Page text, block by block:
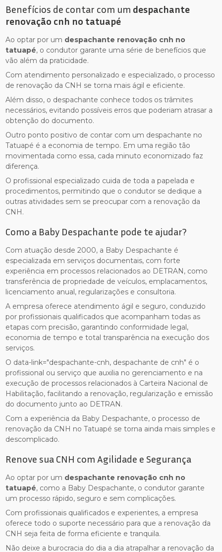
Benefícios de contar com um despachante
renovação cnh no tatuapé
Ao optar por um despachante renovação cnh no
tatuapé, o condutor garante uma série de benefícios que
vão além da praticidade.
Com atendimento personalizado e especializado, o processo
de renovação da CNH se torna mais ágil e eficiente.
Além disso, o despachante conhece todos os trâmites
necessários, evitando possíveis erros que poderiam atrasar a
obtenção do documento.
Outro ponto positivo de contar com um despachante no
Tatuapé é a economia de tempo. Em uma região tão
movimentada como essa, cada minuto economizado faz
diferença.
O profissional especializado cuida de toda a papelada e
procedimentos, permitindo que o condutor se dedique a
outras atividades sem se preocupar com a renovação da
CNH.
Como a Baby Despachante pode te ajudar?
Com atuação desde 2000, a Baby Despachante é
especializada em serviços documentais, com forte
experiência em processos relacionados ao DETRAN, como
transferência de propriedade de veículos, emplacamentos,
licenciamento anual, regularizações e consultoria.
A empresa oferece atendimento ágil e seguro, conduzido
por profissionais qualificados que acompanham todas as
etapas com precisão, garantindo conformidade legal,
economia de tempo e total transparência na execução dos
serviços.
O data-link="despachante-cnh, despachante de cnh" é o
profissional ou serviço que auxilia no gerenciamento e na
execução de processos relacionados à Carteira Nacional de
Habilitação, facilitando a renovação, regularização e emissão
do documento junto ao DETRAN.
Com a experiência da Baby Despachante, o processo de
renovação da CNH no Tatuapé se torna ainda mais simples e
descomplicado.
Renove sua CNH com Agilidade e Segurança
Ao optar por um despachante renovação cnh no
tatuapé, como a Baby Despachante, o condutor garante
um processo rápido, seguro e sem complicações.
Com profissionais qualificados e experientes, a empresa
oferece todo o suporte necessário para que a renovação da
CNH seja feita de forma eficiente e tranquila.
Não deixe a burocracia do dia a dia atrapalhar a renovação da